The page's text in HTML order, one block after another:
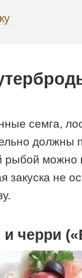
семга,
должны
можно
закуска не
черри